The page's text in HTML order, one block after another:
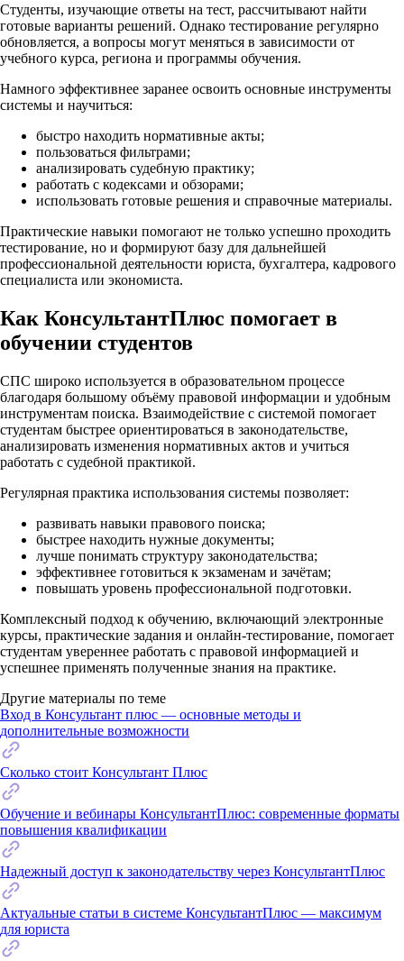
Студенты, изучающие ответы на тест, рассчитывают найти
готовые варианты решений. Однако тестирование регулярно
обновляется, а вопросы могут меняться в зависимости от
учебного курса, региона и программы обучения.
Намного эффективнее заранее освоить основные инструменты
системы и научиться:
быстро находить нормативные акты;
пользоваться фильтрами;
анализировать судебную практику;
работать с кодексами и обзорами;
использовать готовые решения и справочные материалы.
Практические навыки помогают не только успешно проходить
тестирование, но и формируют базу для дальнейшей
профессиональной деятельности юриста, бухгалтера, кадрового
специалиста или экономиста.
Как КонсультантПлюс помогает в
обучении студентов
СПС широко используется в образовательном процессе
благодаря большому объёму правовой информации и удобным
инструментам поиска. Взаимодействие с системой помогает
студентам быстрее ориентироваться в законодательстве,
анализировать изменения нормативных актов и учиться
работать с судебной практикой.
Регулярная практика использования системы позволяет:
развивать навыки правового поиска;
быстрее находить нужные документы;
лучше понимать структуру законодательства;
эффективнее готовиться к экзаменам и зачётам;
повышать уровень профессиональной подготовки.
Комплексный подход к обучению, включающий электронные
курсы, практические задания и онлайн-тестирование, помогает
студентам увереннее работать с правовой информацией и
успешнее применять полученные знания на практике.
Другие материалы по теме
Вход в Консультант плюс — основные методы и
дополнительные возможности
Сколько стоит Консультант Плюс
Обучение и вебинары КонсультантПлюс: современные форматы
повышения квалификации
Надежный доступ к законодательству через КонсультантПлюс
Актуальные статьи в системе КонсультантПлюс — максимум
для юриста